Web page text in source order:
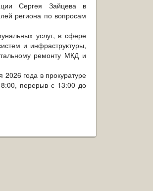
Сергея Зайцева в
региона по вопросам
услуг, в сфере
и инфраструктуры,
ремонту МКД и
года в прокуратуре
перерыв с 13:00 до